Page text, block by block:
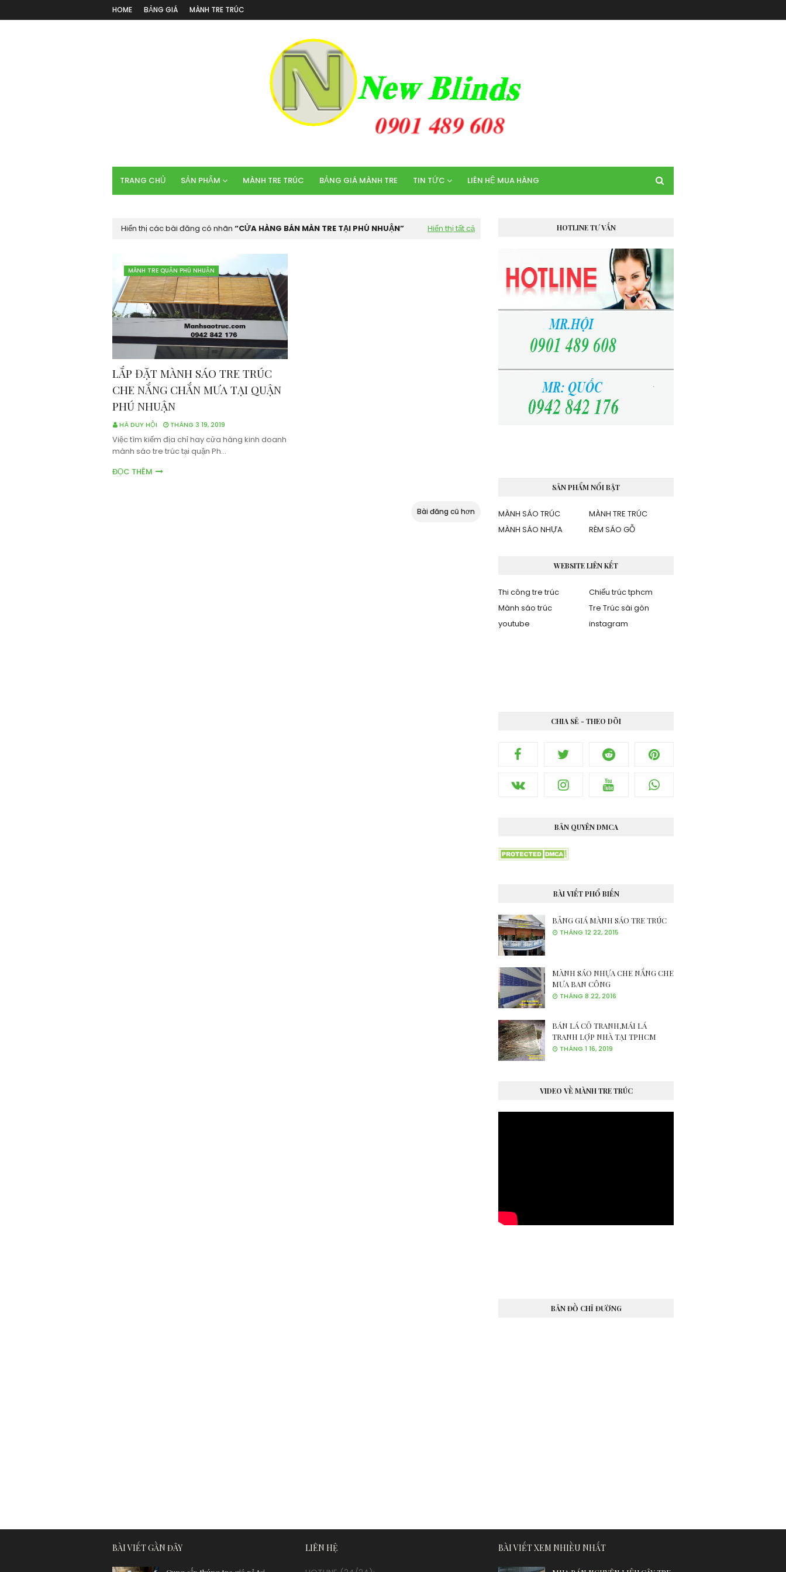
HOME BẢNG GIÁ MÀNH TRE TRÚC
TRANG CHỦ SẢN PHẨM MÀNH TRE TRÚC BẢNG GIÁ MÀNH TRE TIN TỨC LIÊN HỆ MUA HÀNG
Hiển thị các bài đăng có nhãn CỬA HÀNG BÁN MÀN TRE TẠI PHÚ NHUẬN Hiển thị tất cả
MÀNH TRE QUẬN PHÚ NHUẬN
LẮP ĐẶT MÀNH SÁO TRE TRÚC
CHE NẮNG CHẮN MƯA TẠI QUẬN
PHÚ NHUẬN
HÀ DUY HỘI THÁNG 3 19, 2019
Việc tìm kiếm địa chỉ hay cửa hàng kinh doanh
mành sáo tre trúc tại quận Ph…
ĐỌC THÊM
Bài đăng cũ hơn
HOTLINE TƯ VẤN
SẢN PHẨM NỔI BẬT
MÀNH SÁO TRÚC
MÀNH TRE TRÚC
MÀNH SÁO NHỰA
RÈM SÁO GỖ
WEBSITE LIÊN KẾT
Thi công tre trúc
Chiếu trúc tphcm
Mành sáo trúc
Tre Trúc sài gòn
youtube
instagram
CHIA SẺ - THEO DÕI
BẢN QUYÊN DMCA
BÀI VIẾT PHỔ BIẾN
BẢNG GIÁ MÀNH SÁO TRE TRÚC
THÁNG 12 22, 2015
MÀNH SÁO NHỰA CHE NẮNG CHE
MƯA BAN CÔNG
THÁNG 8 22, 2016
BÁN LÁ CỎ TRANH,MÁI LÁ
TRANH LỢP NHÀ TẠI TPHCM
THÁNG 1 16, 2019
VIDEO VỀ MÀNH TRE TRÚC
BẢN ĐỒ CHỈ ĐƯỜNG
BÀI VIẾT GẦN ĐÂY LIÊN HỆ BÀI VIẾT XEM NHIỀU NHẤT